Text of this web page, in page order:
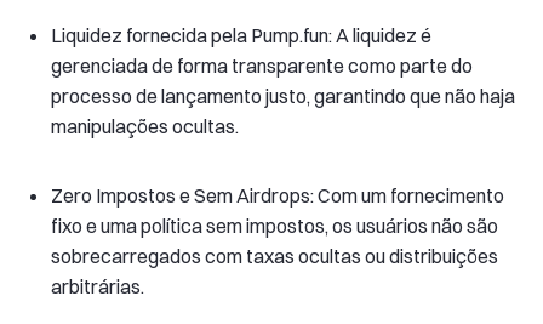
Liquidez fornecida pela Pump.fun: A liquidez é
gerenciada de forma transparente como parte do
processo de lançamento justo, garantindo que não haja
manipulações ocultas.
Zero Impostos e Sem Airdrops: Com um fornecimento
fixo e uma política sem impostos, os usuários não são
sobrecarregados com taxas ocultas ou distribuições
arbitrárias.